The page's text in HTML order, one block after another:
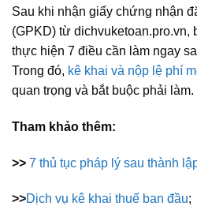
Sau khi nhận giấy chứng nhận
(GPKD) từ dichvuketoan.pro.vn,
thực hiện 7 điều cần làm ngay
Trong đó, kê khai và nộp lệ phí
quan trọng và bắt buộc phải làm.
Tham khảo thêm:
>> 7 thủ tục pháp lý sau thành
>>Dịch vụ kê khai thuế ban đầu;